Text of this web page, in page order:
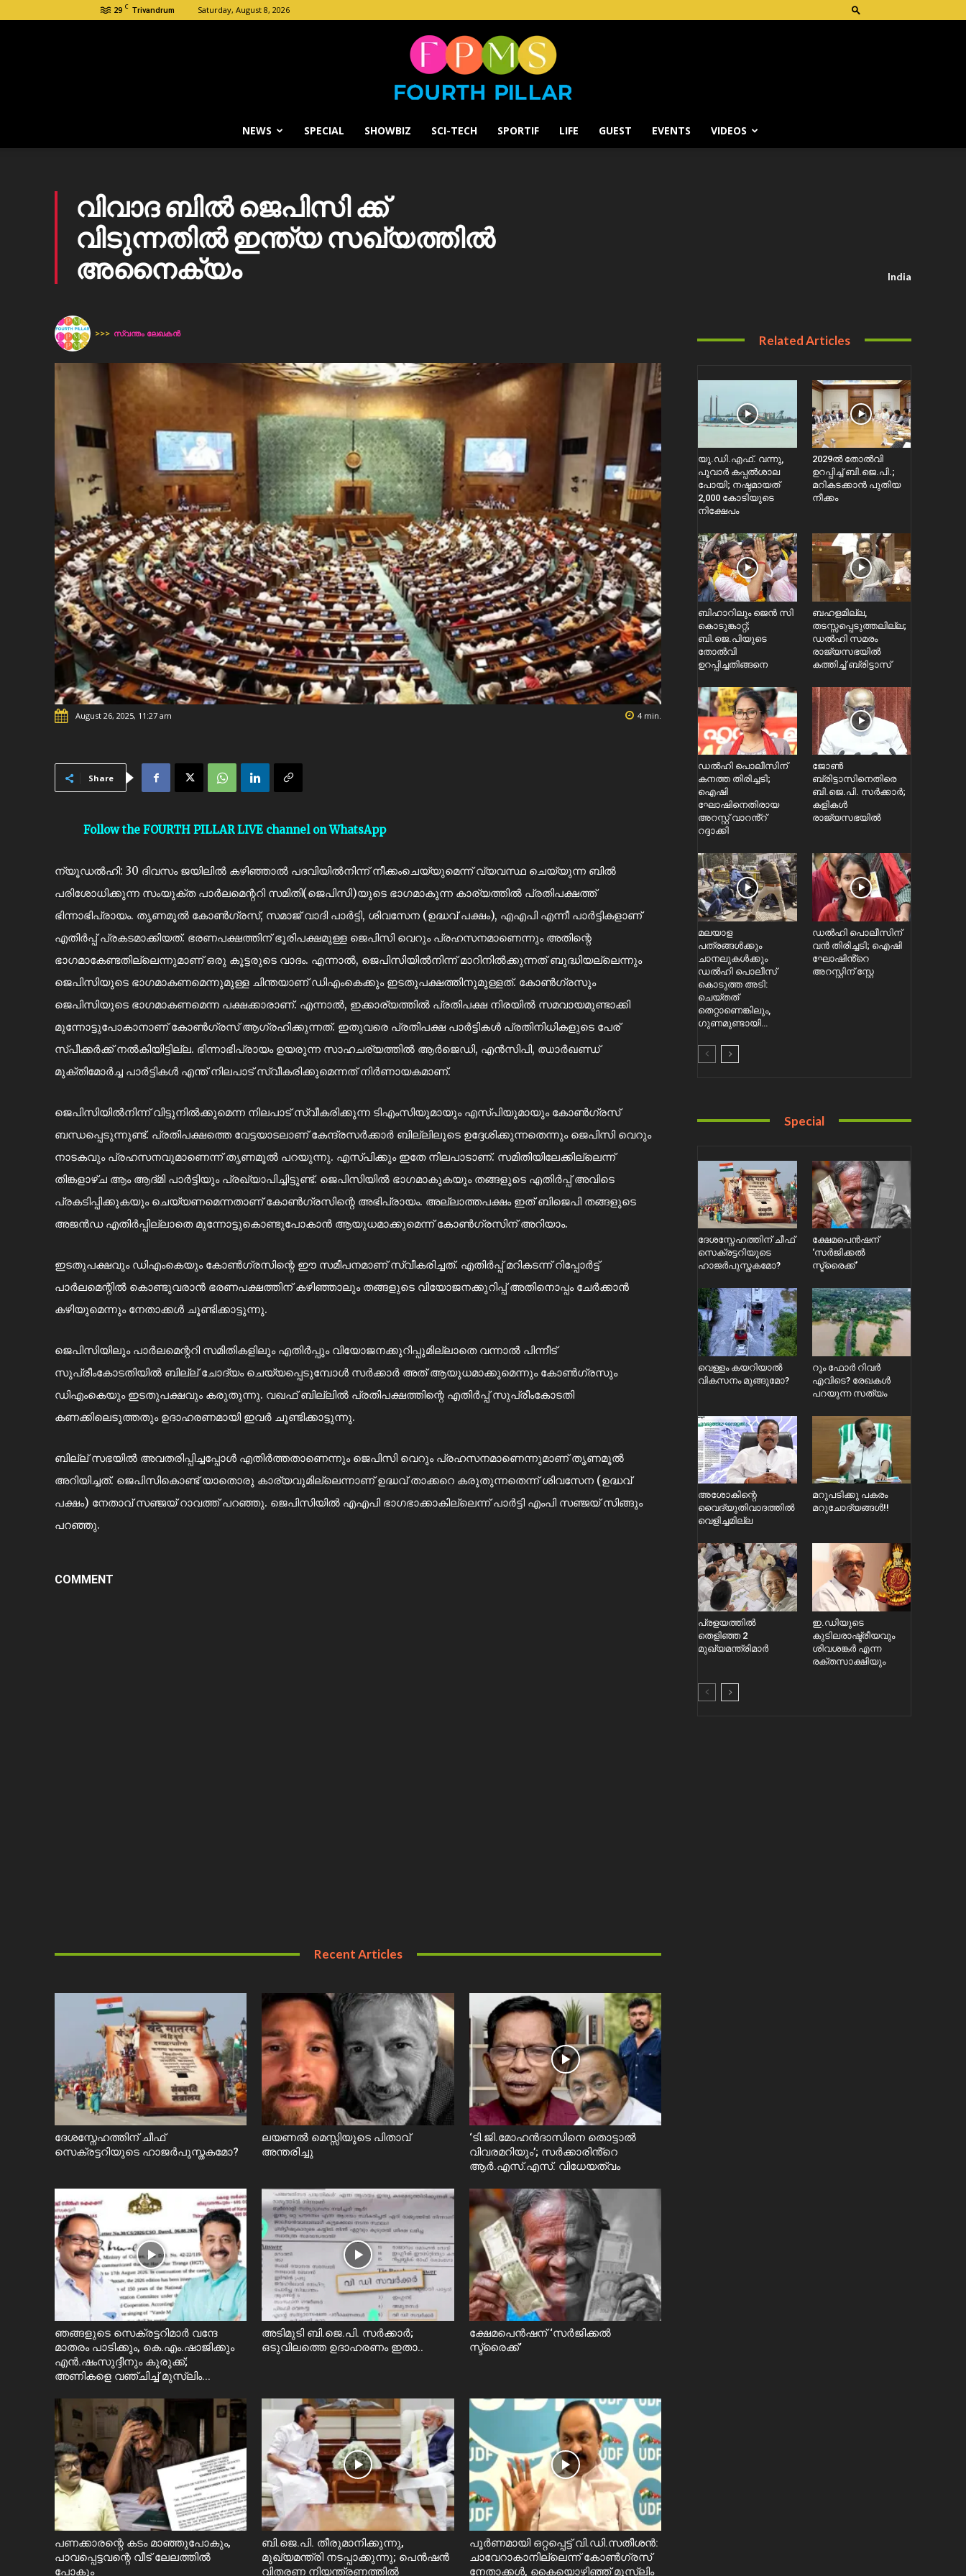
29 C Trivandrum Saturday, August 8, 2026
Fourth
Pillar
NEWS SPECIAL SHOWBIZ SCI-TECH SPORTIF LIFE GUEST EVENTS VIDEOS
വിവാദ ബിൽ ജെപിസി ക്ക്
വിടുന്നതിൽ ഇന്ത്യ സഖ്യത്തിൽ
അനൈക്യം
India
>>> സ്വന്തം ലേഖകന്‍
August 26, 2025, 11:27 am 4min.
Share
Follow the FOURTH PILLAR LIVE channel on WhatsApp
ന്യൂഡൽഹി: 30 ദിവസം ജയിലിൽ കഴിഞ്ഞാൽ പദവിയിൽനിന്ന് നീക്കംചെയ്യുമെന്ന് വ്യവസ്ഥ ചെയ്യുന്ന ബിൽ
പരിശോധിക്കുന്ന സംയുക്ത പാർലമെന്ററി സമിതി(ജെപിസി)യുടെ ഭാഗമാകുന്ന കാര്യത്തിൽ പ്രതിപക്ഷത്ത്
ഭിന്നാഭിപ്രായം. തൃണമൂൽ കോൺഗ്രസ്, സമാജ് വാദി പാർട്ടി, ശിവസേന (ഉദ്ധവ് പക്ഷം), എഎപി എന്നീ പാർട്ടികളാണ്
എതിർപ്പ് പ്രകടമാക്കിയത്. ഭരണപക്ഷത്തിന് ഭൂരിപക്ഷമുള്ള ജെപിസി വെറും പ്രഹസനമാണെന്നും അതിന്റെ
ഭാഗമാകേണ്ടതില്ലെന്നുമാണ് ഒരു കൂട്ടരുടെ വാദം. എന്നാൽ, ജെപിസിയിൽനിന്ന് മാറിനിൽക്കുന്നത് ബുദ്ധിയല്ലെന്നും
ജെപിസിയുടെ ഭാഗമാകണമെന്നുമുള്ള ചിന്തയാണ് ഡിഎംകെക്കും ഇടതുപക്ഷത്തിനുമുള്ളത്. കോൺഗ്രസും
ജെപിസിയുടെ ഭാഗമാകണമെന്ന പക്ഷക്കാരാണ്. എന്നാൽ, ഇക്കാര്യത്തിൽ പ്രതിപക്ഷ നിരയിൽ സമവായമുണ്ടാക്കി
മുന്നോട്ടുപോകാനാണ് കോൺഗ്രസ് ആഗ്രഹിക്കുന്നത്. ഇതുവരെ പ്രതിപക്ഷ പാർട്ടികൾ പ്രതിനിധികളുടെ പേര്
സ്പീക്കർക്ക് നൽകിയിട്ടില്ല. ഭിന്നാഭിപ്രായം ഉയരുന്ന സാഹചര്യത്തിൽ ആർജെഡി, എൻസിപി, ഝാർഖണ്ഡ്
മുക്തിമോർച്ച പാർട്ടികൾ എന്ത് നിലപാട് സ്വീകരിക്കുമെന്നത് നിർണായകമാണ്.
ജെപിസിയിൽനിന്ന് വിട്ടുനിൽക്കുമെന്ന നിലപാട് സ്വീകരിക്കുന്ന ടിഎംസിയുമായും എസ്‌പിയുമായും കോൺഗ്രസ്
ബന്ധപ്പെടുന്നുണ്ട്. പ്രതിപക്ഷത്തെ വേട്ടയാടലാണ് കേന്ദ്രസർക്കാർ ബില്ലിലൂടെ ഉദ്ദേശിക്കുന്നതെന്നും ജെപിസി വെറും
നാടകവും പ്രഹസനവുമാണെന്ന് തൃണമൂൽ പറയുന്നു. എസ്‌പിക്കും ഇതേ നിലപാടാണ്. സമിതിയിലേക്കില്ലെന്ന്
തിങ്കളാഴ്ച ആം ആദ്മി പാർട്ടിയും പ്രഖ്യാപിച്ചിട്ടുണ്ട്. ജെപിസിയിൽ ഭാഗമാകുകയും തങ്ങളുടെ എതിർപ്പ് അവിടെ
പ്രകടിപ്പിക്കുകയും ചെയ്യണമെന്നതാണ് കോൺഗ്രസിന്റെ അഭിപ്രായം. അല്ലാത്തപക്ഷം ഇത് ബിജെപി തങ്ങളുടെ
അജൻഡ എതിർപ്പില്ലാതെ മുന്നോട്ടുകൊണ്ടുപോകാൻ ആയുധമാക്കുമെന്ന് കോൺഗ്രസിന് അറിയാം.
ഇടതുപക്ഷവും ഡിഎംകെയും കോൺഗ്രസിന്റെ ഈ സമീപനമാണ് സ്വീകരിച്ചത്. എതിർപ്പ് മറികടന്ന് റിപ്പോർട്ട്
പാർലമെന്റിൽ കൊണ്ടുവരാൻ ഭരണപക്ഷത്തിന് കഴിഞ്ഞാലും തങ്ങളുടെ വിയോജനക്കുറിപ്പ് അതിനൊപ്പം ചേർക്കാൻ
കഴിയുമെന്നും നേതാക്കൾ ചൂണ്ടിക്കാട്ടുന്നു.
ജെപിസിയിലും പാർലമെന്ററി സമിതികളിലും എതിർപ്പും വിയോജനക്കുറിപ്പുമില്ലാതെ വന്നാൽ പിന്നീട്
സുപ്രീംകോടതിയിൽ ബില്ല്‌ ചോദ്യം ചെയ്യപ്പെടുമ്പോൾ സർക്കാർ അത് ആയുധമാക്കുമെന്നും കോൺഗ്രസും
ഡിഎംകെയും ഇടതുപക്ഷവും കരുതുന്നു. വഖഫ് ബില്ലിൽ പ്രതിപക്ഷത്തിന്റെ എതിർപ്പ് സുപ്രീംകോടതി
കണക്കിലെടുത്തതും ഉദാഹരണമായി ഇവർ ചൂണ്ടിക്കാട്ടുന്നു.
ബില്ല്‌ സഭയിൽ അവതരിപ്പിച്ചപ്പോൾ എതിർത്തതാണെന്നും ജെപിസി വെറും പ്രഹസനമാണെന്നുമാണ് തൃണമൂൽ
അറിയിച്ചത്. ജെപിസികൊണ്ട് യാതൊരു കാര്യവുമില്ലെന്നാണ് ഉദ്ധവ് താക്കറെ കരുതുന്നതെന്ന് ശിവസേന (ഉദ്ധവ്
പക്ഷം) നേതാവ് സഞ്ജയ് റാവത്ത് പറഞ്ഞു. ജെപിസിയിൽ എഎപി ഭാഗഭാക്കാകില്ലെന്ന് പാർട്ടി എംപി സഞ്ജയ് സിങ്ങും
പറഞ്ഞു.
COMMENT
Recent Articles
ദേശസ്നേഹത്തിന് ചീഫ്
സെക്രട്ടറിയുടെ ഹാജർപുസ്തകമോ?
ലയണൽ മെസ്സിയുടെ പിതാവ്
അന്തരിച്ചു
‘ടി.ജി.മോഹൻദാസിനെ തൊട്ടാൽ
വിവരമറിയും’; സര്‍ക്കാരിൻ്റെ
ആർ.എസ്.എസ്. വിധേയത്വം
ഞങ്ങളുടെ സെക്രട്ടറിമാർ വന്ദേ
മാതരം പാടിക്കും, കെ.എം.ഷാജിക്കും
എൻ.ഷംസുദ്ദീനും കുരുക്ക്;
അണികളെ വഞ്ചിച്ച് മുസ്ലിം...
അടിമുടി ബി.ജെ.പി. സർക്കാർ;
ഒടുവിലത്തെ ഉദാഹരണം ഇതാ..
ക്ഷേമപെൻഷന് ‘സർജിക്കൽ
സ്ട്രൈക്ക്’
പണക്കാരന്റെ കടം മാഞ്ഞുപോകും,
പാവപ്പെട്ടവന്റെ വീട് ലേലത്തിൽ
പോകും
ബി.ജെ.പി. തീരുമാനിക്കുന്നു,
മുഖ്യമന്ത്രി നടപ്പാക്കുന്നു; പെൻഷൻ
വിതരണ നിയന്ത്രണത്തിൽ
പൂർണമായി ഒറ്റപ്പെട്ട് വി.ഡി.സതീശൻ:
ചാവേറാകാനില്ലെന്ന് കോൺഗ്രസ്
നേതാക്കൾ, കൈയൊഴിഞ്ഞ് മുസ്ലിം
Related Articles
യു.ഡി.എഫ്. വന്നു,
പൂവാർ കപ്പൽശാല
പോയി; നഷ്ടമായത്
2,000 കോടിയുടെ
നിക്ഷേപം
2029ൽ തോല്‍വി
ഉറപ്പിച്ച് ബി.ജെ.പി.;
മറികടക്കാൻ പുതിയ
നീക്കം
ബിഹാറിലും ജെൻ സി
കൊടുങ്കാറ്റ്;
ബി.ജെ.പിയുടെ
തോൽവി
ഉറപ്പിച്ചതിങ്ങനെ
ബഹളമില്ല,
തടസ്സപ്പെടുത്തലില്ല;
ഡൽഹി സമരം
രാജ്യസഭയിൽ
കത്തിച്ച് ബ്രിട്ടാസ്
ഡൽഹി പൊലീസിന്
കനത്ത തിരിച്ചടി;
ഐഷി
ഘോഷിനെതിരായ
അറസ്റ്റ് വാറൻ്റ്
റദ്ദാക്കി
ജോൺ
ബ്രിട്ടാസിനെതിരെ
ബി.ജെ.പി. സർക്കാർ;
കളികൾ
രാജ്യസഭയിൽ
മലയാള
പത്രങ്ങൾക്കും
ചാനലുകൾക്കും
ഡൽഹി പൊലീസ്
കൊടുത്ത അടി:
ചെയ്തത്
തെറ്റാണെങ്കിലും,
ഗുണമുണ്ടായി…
ഡൽഹി പൊലീസിന്
വൻ തിരിച്ചടി; ഐഷി
ഘോഷിൻ്റെ
അറസ്റ്റിന് സ്റ്റേ
Special
ദേശസ്നേഹത്തിന് ചീഫ്
സെക്രട്ടറിയുടെ
ഹാജർപുസ്തകമോ?
ക്ഷേമപെൻഷന്
‘സർജിക്കൽ
സ്ട്രൈക്ക്’
വെള്ളം കയറിയാൽ
വികസനം മുങ്ങുമോ?
റൂം ഫോർ റിവർ
എവിടെ? രേഖകൾ
പറയുന്ന സത്യം
അശോകിന്റെ
വൈദ്യുതിവാദത്തിൽ
വെളിച്ചമില്ല
മറുപടിക്കു പകരം
മറുചോദ്യങ്ങൾ!!
പ്രളയത്തിൽ
തെളിഞ്ഞ 2
മുഖ്യമന്ത്രിമാർ
ഇ.ഡിയുടെ
കുടിലരാഷ്ട്രീയവും
ശിവശങ്കർ എന്ന
രക്തസാക്ഷിയും